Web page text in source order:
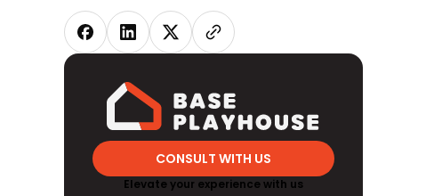
CONSULT WITH US
Elevate your experience with us